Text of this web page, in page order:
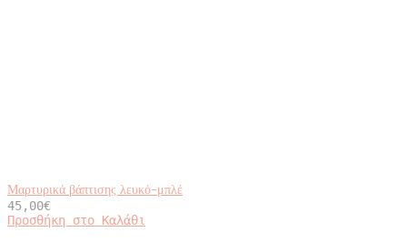
Μαρτυρικά βάπτισης λευκό-μπλέ
45,00€
Προσθήκη στο Καλάθι